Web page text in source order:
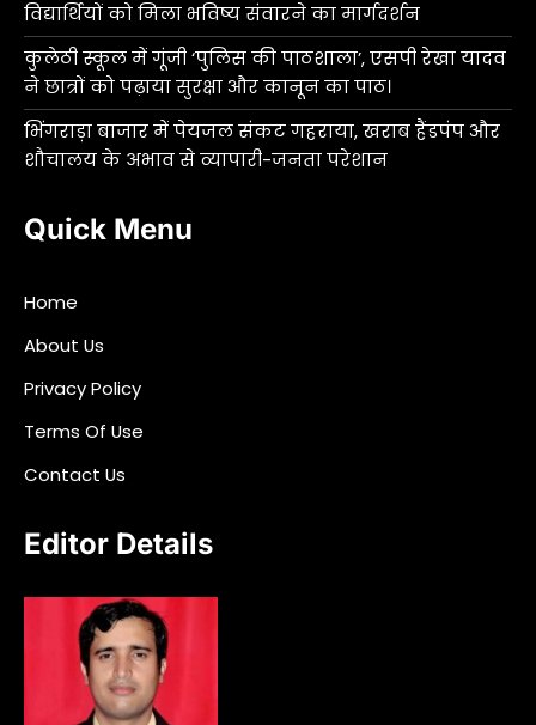
विद्यार्थियों को मिला भविष्य संवारने का मार्गदर्शन
कुलेठी स्कूल में गूंजी ‘पुलिस की पाठशाला’, एसपी रेखा यादव
ने छात्रों को पढ़ाया सुरक्षा और कानून का पाठ।
भिंगराड़ा बाजार में पेयजल संकट गहराया, खराब हैंडपंप और
शौचालय के अभाव से व्यापारी-जनता परेशान
Quick Menu
Home
About Us
Privacy Policy
Terms Of Use
Contact Us
Editor Details